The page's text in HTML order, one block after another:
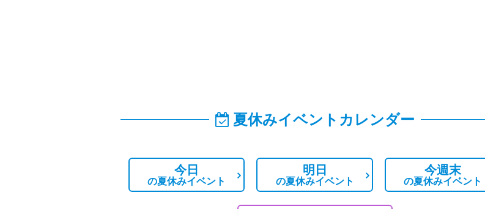
夏休みイベントカレンダー
今日
の夏休みイベント
明日
の夏休みイベント
今週末
の夏休みイベント